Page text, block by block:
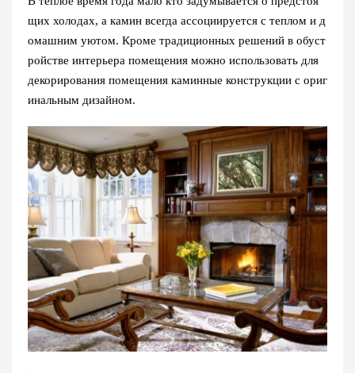
щих холодах, а камин всегда ассоциируется с теплом и д
омашним уютом. Кроме традиционных решений в обуст
ройстве интерьера помещения можно использовать для
декорирования помещения каминные конструкции с ориг
инальным дизайном.